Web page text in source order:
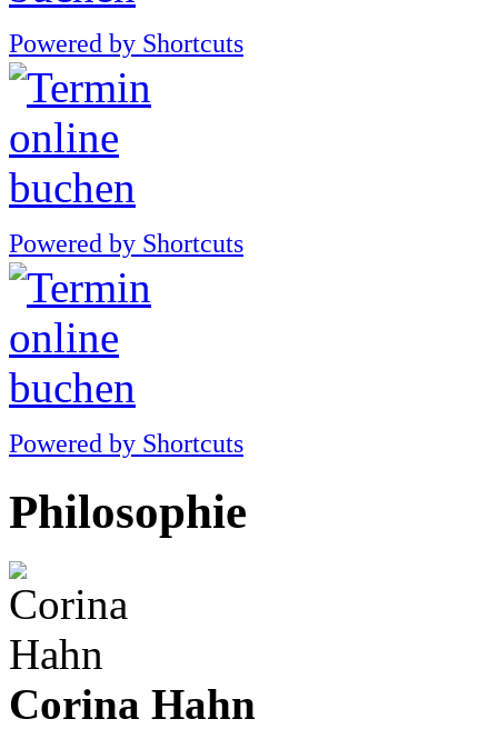
Powered by Shortcuts
Powered by Shortcuts
Powered by Shortcuts
Philosophie
Corina Hahn